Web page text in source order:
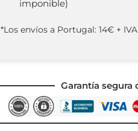
imponible)
*Los envíos a Portugal: 14€ + IVA
Garantía segura